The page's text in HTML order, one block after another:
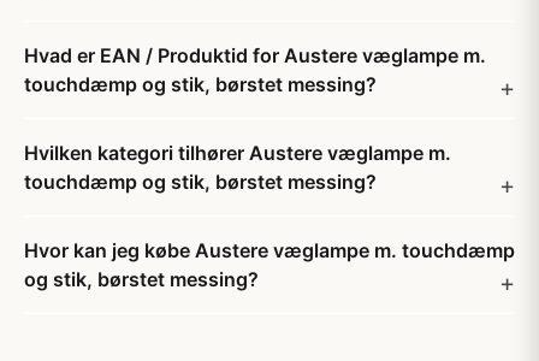
Hvad er EAN / Produktid for Austere væglampe m.
touchdæmp og stik, børstet messing?
Hvilken kategori tilhører Austere væglampe m.
touchdæmp og stik, børstet messing?
Hvor kan jeg købe Austere væglampe m. touchdæmp
og stik, børstet messing?